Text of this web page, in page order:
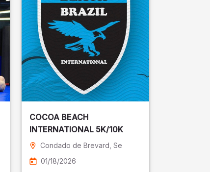
COCOA BEACH
INTERNATIONAL 5K/10K
Condado de Brevard , Se
01/18/2026